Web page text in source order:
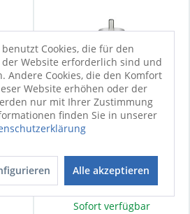
Papierrollenhalter
WESCO
Sofort verfügbar
Cookies, die für den
Website erforderlich sind und
Andere Cookies, die den Komfort
Website erhöhen oder der
nur mit Ihrer Zustimmung
finden Sie in unserer
Alle akzeptieren